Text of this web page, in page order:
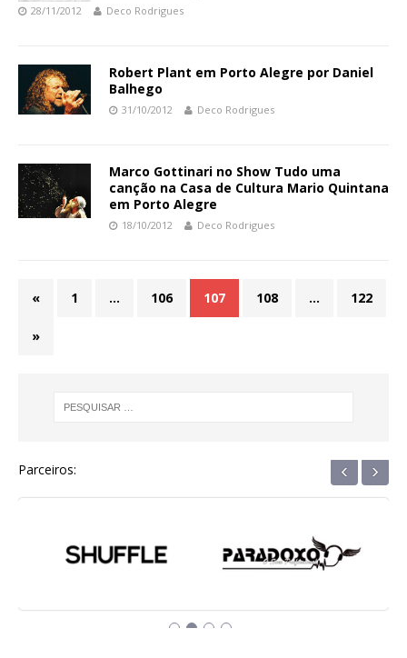
28/11/2012 Deco Rodrigues
Robert Plant em Porto Alegre por Daniel
Balhego
31/10/2012 Deco Rodrigues
Marco Gottinari no Show Tudo uma
canção na Casa de Cultura Mario Quintana
em Porto Alegre
18/10/2012 Deco Rodrigues
« 1 … 106 107 108 … 122
»
Parceiros: ‹ ›